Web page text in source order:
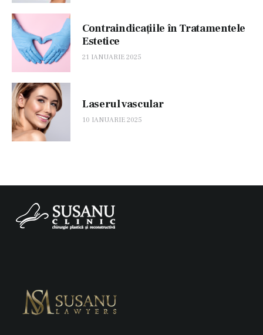
Contraindicațiile în Tratamentele
Estetice
21 IANUARIE 2025
Laserul vascular
10 IANUARIE 2025